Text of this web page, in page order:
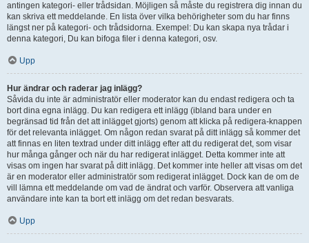
antingen kategori- eller trådsidan. Möjligen så måste du registrera dig innan du
kan skriva ett meddelande. En lista över vilka behörigheter som du har finns
längst ner på kategori- och trådsidorna. Exempel: Du kan skapa nya trådar i
denna kategori, Du kan bifoga filer i denna kategori, osv.
Upp
Hur ändrar och raderar jag inlägg?
Såvida du inte är administratör eller moderator kan du endast redigera och ta
bort dina egna inlägg. Du kan redigera ett inlägg (ibland bara under en
begränsad tid från det att inlägget gjorts) genom att klicka på redigera-knappen
för det relevanta inlägget. Om någon redan svarat på ditt inlägg så kommer det
att finnas en liten textrad under ditt inlägg efter att du redigerat det, som visar
hur många gånger och när du har redigerat inlägget. Detta kommer inte att
visas om ingen har svarat på ditt inlägg. Det kommer inte heller att visas om det
är en moderator eller administratör som redigerat inlägget. Dock kan de om de
vill lämna ett meddelande om vad de ändrat och varför. Observera att vanliga
användare inte kan ta bort ett inlägg om det redan besvarats.
Upp